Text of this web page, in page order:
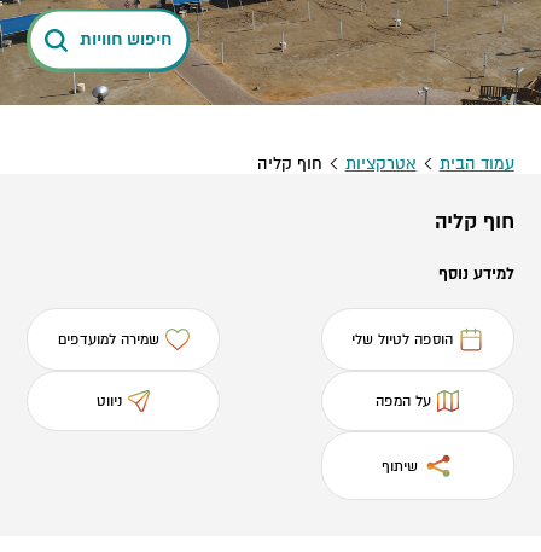
חיפוש חוויות
עמוד הבית אטרקציות חוף קליה
חוף קליה
למידע נוסף
הוספה לטיול שלי שמירה למועדפים
על המפה ניווט
שיתוף